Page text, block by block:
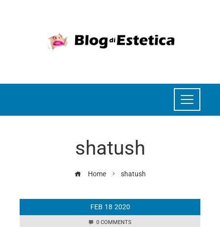
shatush
Home shatush
FEB 18 2020
0 COMMENTS